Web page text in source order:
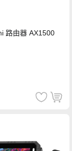
路由器 AX1500